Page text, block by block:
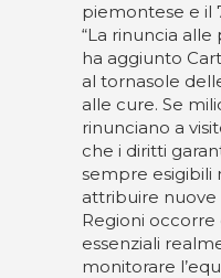
piemontese e il
“La rinuncia alle
ha aggiunto
al tornasole
alle cure. Se
rinunciano a
che i diritti
sempre esigibili
attribuire
Regioni occorre
essenziali
monitorare